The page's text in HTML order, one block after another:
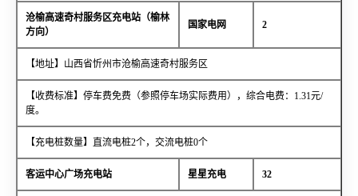
沧榆高速奇村服务区充电站（榆林
方向）
国家电网 2
【地址】山西省忻州市沧榆高速奇村服务区
【收费标准】停车费免费（参照停车场实际费用），综合电费：1.31元/
度。
【充电桩数量】直流电桩2个，交流电桩0个
客运中心广场充电站 星星充电 32